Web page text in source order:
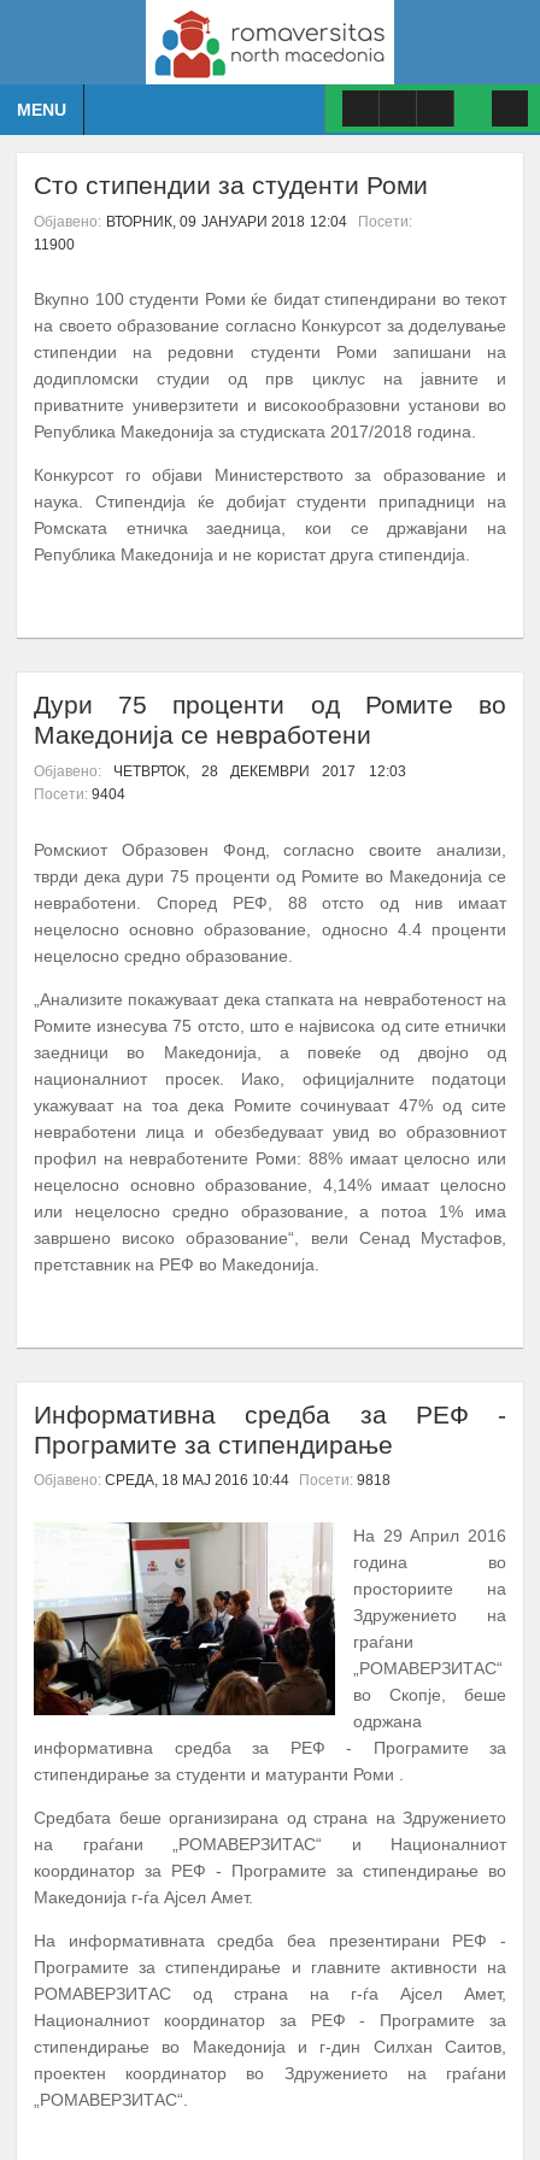
MENU
Сто стипендии за студенти Роми
Објавено: ВТОРНИК, 09 ЈАНУАРИ 2018 12:04
Посети:
11900
Вкупно 100 студенти Роми ќе бидат стипендирани во текот
на своето образование согласно Конкурсот за доделување
стипендии на редовни студенти Роми запишани на
додипломски студии од прв циклус на јавните и
приватните универзитети и високообразовни установи во
Република Македонија за студиската 2017/2018 година.
Конкурсот го објави Министерството за образование и
наука. Стипендија ќе добијат студенти припадници на
Ромската етничка заедница, кои се државјани на
Република Македонија и не користат друга стипендија.
Дури 75 проценти од Ромите во
Македонија се невработени
Објавено: ЧЕТВРТОК, 28 ДЕКЕМВРИ 2017 12:03
Посети: 9404
Ромскиот Образовен Фонд, согласно своите анализи,
тврди дека дури 75 проценти од Ромите во Македонија се
невработени. Според РЕФ, 88 отсто од нив имаат
нецелосно основно образование, односно 4.4 проценти
нецелосно средно образование.
„Анализите покажуваат дека стапката на невработеност на
Ромите изнесува 75 отсто, што е највисока од сите етнички
заедници во Македонија, а повеќе од двојно од
националниот просек. Иако, официјалните податоци
укажуваат на тоа дека Ромите сочинуваат 47% од сите
невработени лица и обезбедуваат увид во образовниот
профил на невработените Роми: 88% имаат целосно или
нецелосно основно образование, 4,14% имаат целосно
или нецелосно средно образование, а потоа 1% има
завршено високо образование“, вели Сенад Мустафов,
претставник на РЕФ во Македонија.
Информативна средба за РЕФ -
Програмите за стипендирање
Објавено: СРЕДА, 18 МАЈ 2016 10:44 Посети: 9818
На 29 Април 2016
година во
просториите на
Здружението на
граѓани
„РОМАВЕРЗИТАС“
во Скопје, беше
одржана
информативна средба за РЕФ - Програмите за
стипендирање за студенти и матуранти Роми .
Средбата беше организирана од страна на Здружението
на граѓани „РОМАВЕРЗИТАС“ и Националниот
координатор за РЕФ - Програмите за стипендирање во
Македонија г-ѓа Ајсел Амет.
На информативната средба беа презентирани РЕФ -
Програмите за стипендирање и главните активности на
РОМАВЕРЗИТАС од страна на г-ѓа Ајсел Амет,
Националниот координатор за РЕФ - Програмите за
стипендирање во Македонија и г-дин Силхан Саитов,
проектен координатор во Здружението на граѓани
„РОМАВЕРЗИТАС“.
1.
ДОГОВОРИ СО КОРИСНИЦИТЕ НА
СТИПЕНДИЈА – СТУДЕНТИ И
СРЕДНОШКОЛЦИ
Јануари
МЕНТОРСТВО ОД
УНИВЕРЗИТЕТСКИ ПРОФЕСОРИ